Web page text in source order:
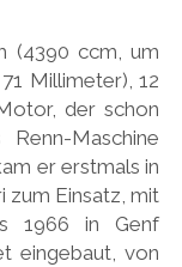
(4390 ccm, um
Millimeter), 12
der schon
Maschine
er erstmals in
zum Einsatz, mit
1966 in Genf
eingebaut, von